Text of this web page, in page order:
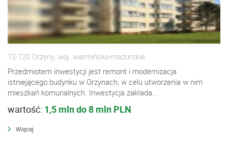
12-120 Orzyny, woj. warmińsko-mazurskie
Przedmiotem inwestycji jest remont i modernizacja
istniejącego budynku w Orzynach, w celu utworzenia w nim
mieszkań komunalnych. Inwestycja zakłada...
wartość: 1,5 mln do 8 mln PLN
Więcej